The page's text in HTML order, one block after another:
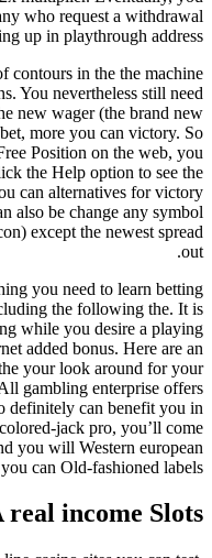
who request a withdrawal
up in playthrough address.
contours in the the machine
You nevertheless still need
new wager (the brand new
more you can victory. So
Position on the web, you
the Help option to see the
can alternatives for victory
also be change any symbol
except the newest spread
out.
you need to learn betting
the following the. It is
while you desire a playing
added bonus. Here are an
your look around for your
gambling enterprise offers
definitely can benefit you in
jack pro, you’ll come
you will Western european
can Old-fashioned labels.
real income Slots